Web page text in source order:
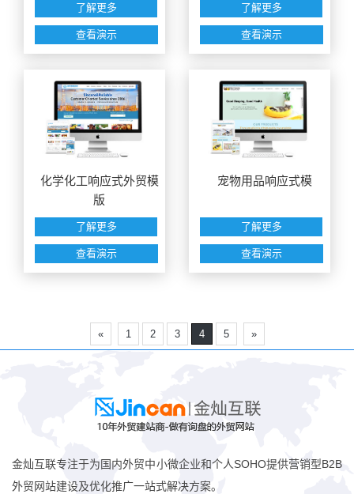
了解更多
查看演示
了解更多
查看演示
化学化工响应式外贸模
版
了解更多
查看演示
宠物用品响应式模
了解更多
查看演示
« 1 2 3 4 5 »
金灿互联专注于为国内外贸中小微企业和个人SOHO提供营销型B2B
外贸网站建设及优化推广一站式解决方案。